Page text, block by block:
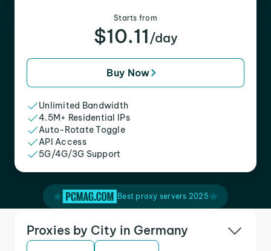
Starts from
$10.11 /day
Buy Now
Unlimited Bandwidth
4.5M+ Residential IPs
Auto-Rotate Toggle
API Access
5G/4G/3G Support
Best proxy servers 2025
Proxies by City in Germany